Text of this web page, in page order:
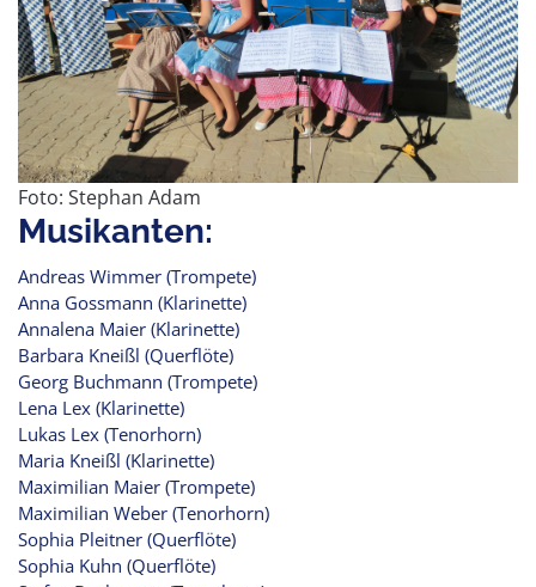
Foto: Stephan Adam
Musikanten:
Andreas Wimmer (Trompete)
Anna Gossmann (Klarinette)
Annalena Maier (Klarinette)
Barbara Kneißl (Querflöte)
Georg Buchmann (Trompete)
Lena Lex (Klarinette)
Lukas Lex (Tenorhorn)
Maria Kneißl (Klarinette)
Maximilian Maier (Trompete)
Maximilian Weber (Tenorhorn)
Sophia Pleitner (Querflöte)
Sophia Kuhn (Querflöte)